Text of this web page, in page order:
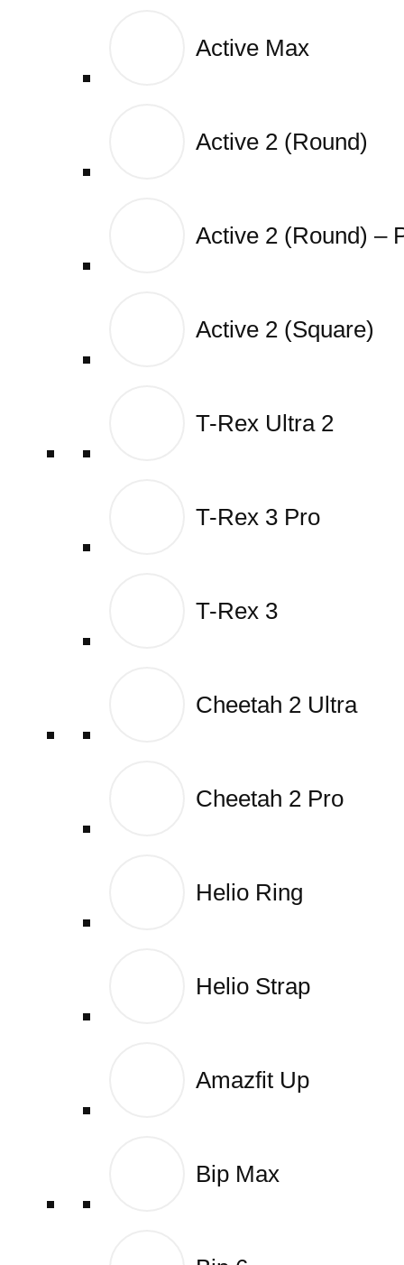
Active Max
Active 2 (Round)
Active 2 (Round) –
Active 2 (Square)
T-Rex Ultra 2
T-Rex 3 Pro
T-Rex 3
Cheetah 2 Ultra
Cheetah 2 Pro
Helio Ring
Helio Strap
Amazfit Up
Bip Max
Active Max
Active 2 (Round)
Active 2 (Round) –
Active 2 (Square)
T-Rex Ultra 2
T-Rex 3 Pro
T-Rex 3
Cheetah 2 Ultra
Cheetah 2 Pro
Helio Ring
Helio Strap
Amazfit Up
Bip Max